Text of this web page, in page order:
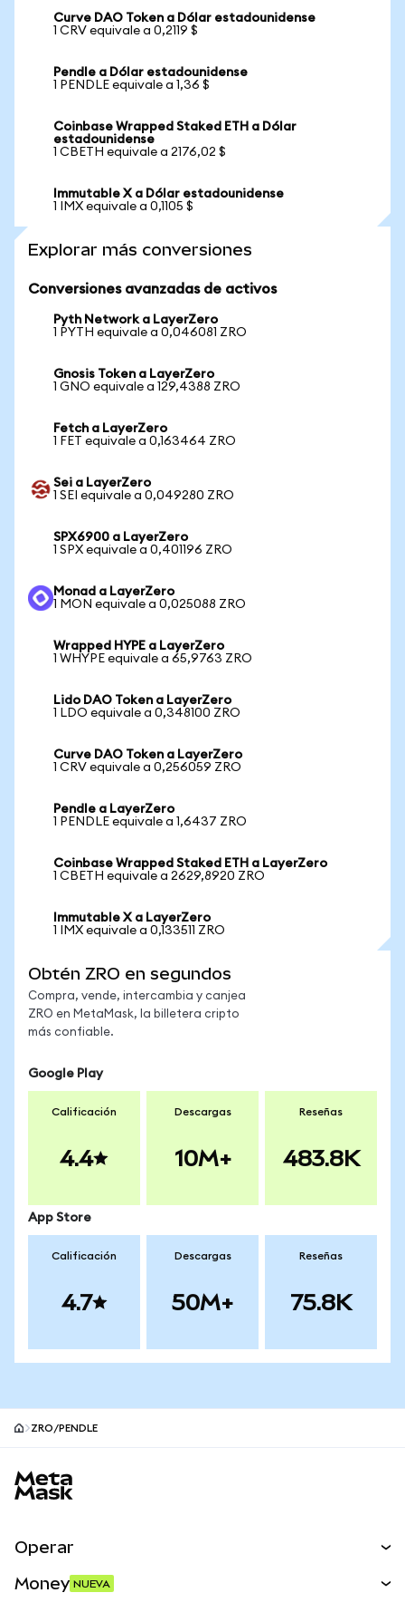
Curve DAO Token a Dólar estadounidense
1 CRV equivale a 0,2119 $
Pendle a Dólar estadounidense
1 PENDLE equivale a 1,36 $
Coinbase Wrapped Staked ETH a Dólar
estadounidense
1 CBETH equivale a 2176,02 $
Immutable X a Dólar estadounidense
1 IMX equivale a 0,1105 $
Explorar más conversiones
Conversiones avanzadas de activos
Pyth Network a LayerZero
1 PYTH equivale a 0,046081 ZRO
Gnosis Token a LayerZero
1 GNO equivale a 129,4388 ZRO
Fetch a LayerZero
1 FET equivale a 0,163464 ZRO
Sei a LayerZero
1 SEI equivale a 0,049280 ZRO
SPX6900 a LayerZero
1 SPX equivale a 0,401196 ZRO
Monad a LayerZero
1 MON equivale a 0,025088 ZRO
Wrapped HYPE a LayerZero
1 WHYPE equivale a 65,9763 ZRO
Lido DAO Token a LayerZero
1 LDO equivale a 0,348100 ZRO
Curve DAO Token a LayerZero
1 CRV equivale a 0,256059 ZRO
Pendle a LayerZero
1 PENDLE equivale a 1,6437 ZRO
Coinbase Wrapped Staked ETH a LayerZero
1 CBETH equivale a 2629,8920 ZRO
Immutable X a LayerZero
1 IMX equivale a 0,133511 ZRO
Obtén ZRO en segundos
Compra, vende, intercambia y canjea
ZRO en MetaMask, la billetera cripto
más confiable.
Google Play
Calificación
4.4
Descargas
10M+
Reseñas
483.8K
App Store
Calificación
4.7
Descargas
50M+
Reseñas
75.8K
ZRO/PENDLE
Operar
Money NUEVA